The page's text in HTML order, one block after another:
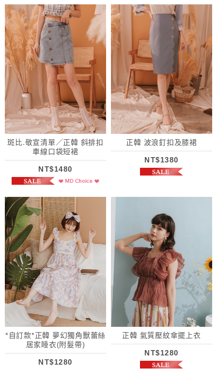
斑比.敬宣清單／正韓 斜排扣
車線口袋短裙
NT$1480
正韓 波浪釘扣及膝裙
NT$1380
*自訂款*正韓 夢幻獨角獸蕾絲
居家睡衣(附髮帶)
NT$1280
正韓 氣質壓紋傘擺上衣
NT$1280